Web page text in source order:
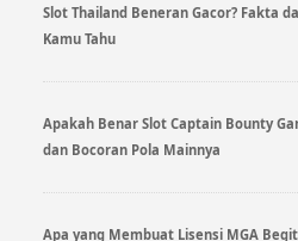
Slot Thailand Beneran Gacor? Fakta
Kamu Tahu
Apakah Benar Slot Captain Bounty
dan Bocoran Pola Mainnya
Apa yang Membuat Lisensi MGA